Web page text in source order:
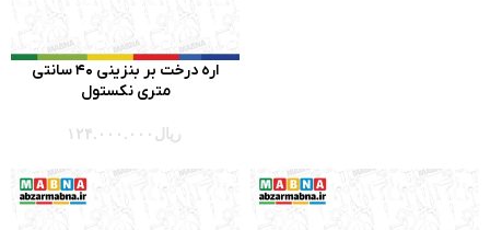
اره درخت بر بنزينی 40 سانتي
متری نكستول
ریال ۱۲۴.۰۰۰.۰۰۰